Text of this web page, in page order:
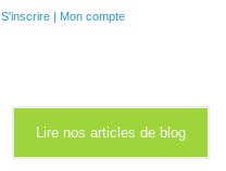
S'inscrire | Mon compte
Lire nos articles de blog